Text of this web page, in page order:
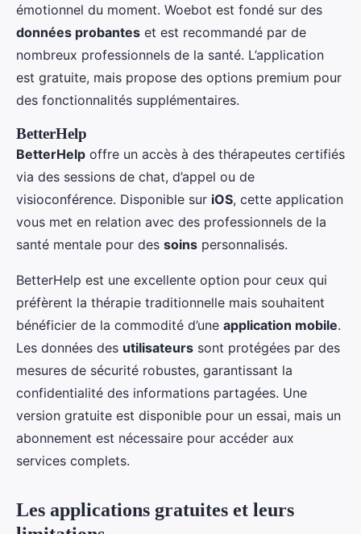
émotionnel du moment. Woebot est fondé sur des
données probantes et est recommandé par de
nombreux professionnels de la santé. L’application
est gratuite, mais propose des options premium pour
des fonctionnalités supplémentaires.
BetterHelp
BetterHelp offre un accès à des thérapeutes certifiés
via des sessions de chat, d’appel ou de
visioconférence. Disponible sur iOS, cette application
vous met en relation avec des professionnels de la
santé mentale pour des soins personnalisés.
BetterHelp est une excellente option pour ceux qui
préfèrent la thérapie traditionnelle mais souhaitent
bénéficier de la commodité d’une application mobile.
Les données des utilisateurs sont protégées par des
mesures de sécurité robustes, garantissant la
confidentialité des informations partagées. Une
version gratuite est disponible pour un essai, mais un
abonnement est nécessaire pour accéder aux
services complets.
Les applications gratuites et leurs